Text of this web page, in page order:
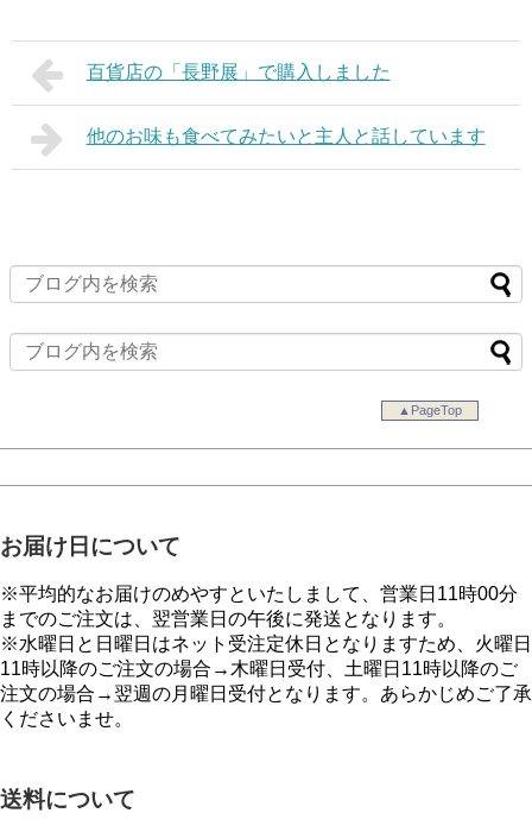
百貨店の「長野展」で購入しました
他のお味も食べてみたいと主人と話しています
▲PageTop
お届け日について
※平均的なお届けのめやすといたしまして、営業日11時00分
までのご注文は、翌営業日の午後に発送となります。
※水曜日と日曜日はネット受注定休日となりますため、火曜日
11時以降のご注文の場合→木曜日受付、土曜日11時以降のご
注文の場合→翌週の月曜日受付となります。あらかじめご了承
くださいませ。
送料について